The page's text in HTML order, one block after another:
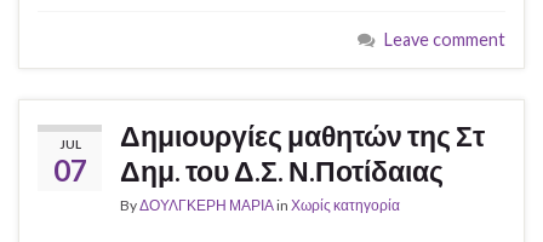
Leave comment
JUL
07
Δημιουργίες μαθητών της Στ
Δημ. του Δ.Σ. Ν.Ποτίδαιας
ByΔΟΥΛΓΚΕΡΗ ΜΑΡΙΑin Χωρίς κατηγορία